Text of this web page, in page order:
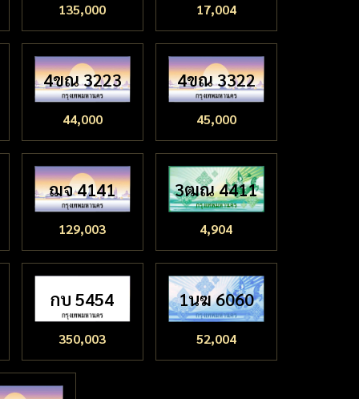
135,000 17,004
4ขณ 3223
44,000
4ขณ 3322
45,000
ฌจ 4141
129,003
3ฒณ 4411
4,904
กบ 5454
350,003
1นฆ 6060
52,004